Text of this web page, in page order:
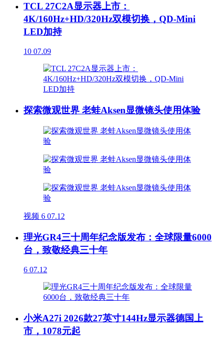
TCL 27C2A显示器上市：
4K/160Hz+HD/320Hz双模切换，QD-Mini
LED加持
10 07.09
探索微观世界 老蛙Aksen显微镜头使用体验
视频 6 07.12
理光GR4三十周年纪念版发布：全球限量6000
台，致敬经典三十年
6 07.12
小米A27i 2026款27英寸144Hz显示器德国上
市，1078元起